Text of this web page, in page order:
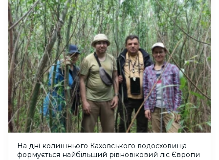
На дні колишнього Каховського водосховища
формується найбільший рівновіковий ліс Європи